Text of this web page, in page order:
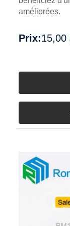
améliorées.
Prix:15,00